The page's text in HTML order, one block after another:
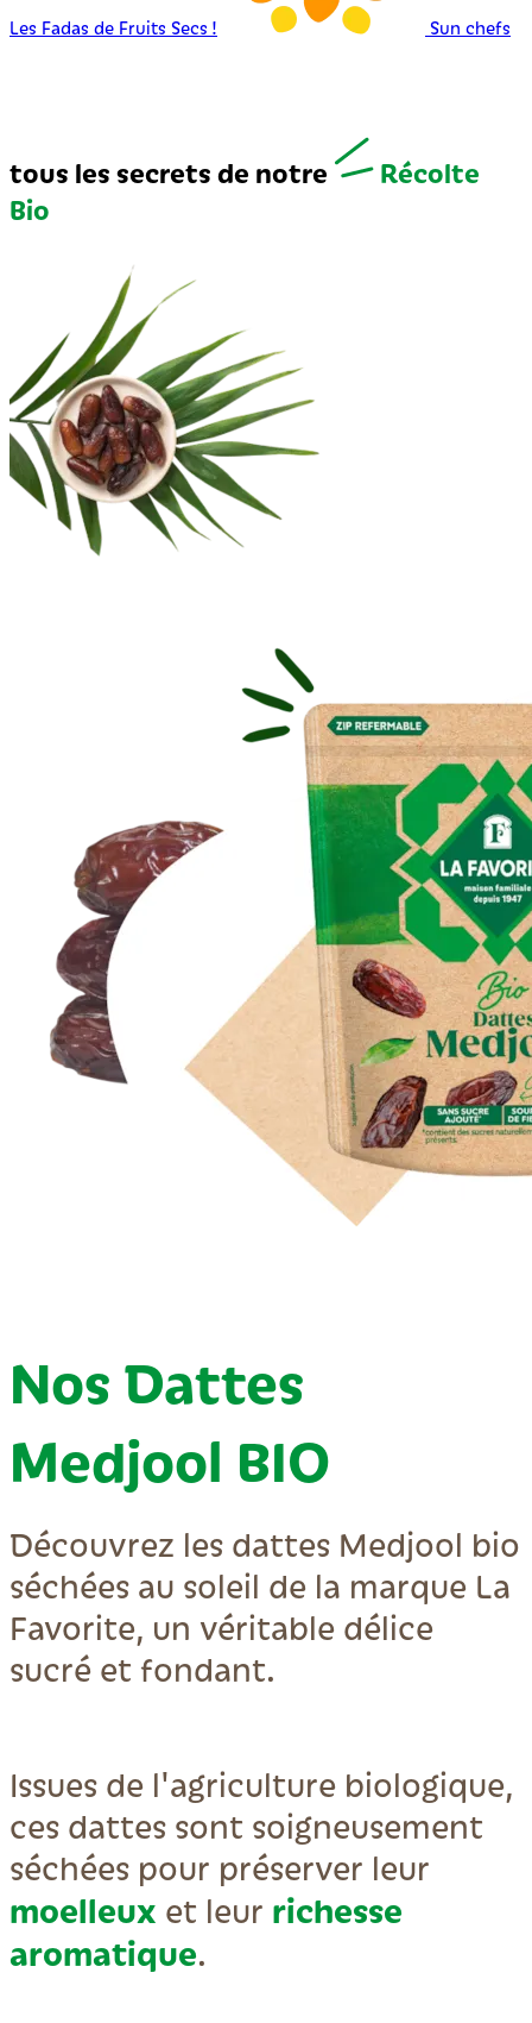
Les Fadas de Fruits Secs ! Sun chefs
tous les secrets de notre
Récolte
Bio
Nos Dattes
Medjool BIO
Découvrez les dattes Medjool bio
séchées au soleil de la marque La
Favorite, un véritable délice
sucré et fondant.
Issues de l'agriculture biologique,
ces dattes sont soigneusement
séchées pour préserver leur
moelleux et leur richesse
aromatique.